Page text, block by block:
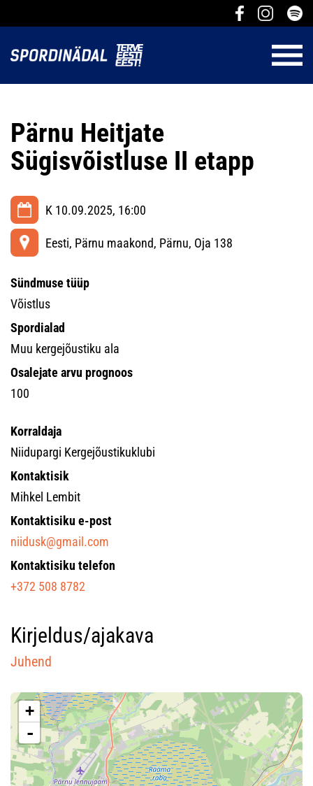
Pärnu Heitjate
Sügisvõistluse II etapp
K 10.09.2025, 16:00
Eesti, Pärnu maakond, Pärnu, Oja 138
Sündmuse tüüp
Võistlus
Spordialad
Muu kergejõustiku ala
Osalejate arvu prognoos
100
Korraldaja
Niidupargi Kergejõustikuklubi
Kontaktisik
Mihkel Lembit
Kontaktisiku e-post
niidusk@gmail.com
Kontaktisiku telefon
+372 508 8782
Kirjeldus/ajakava
Juhend
+
-